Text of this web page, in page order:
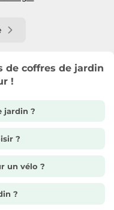
de coffres de jardin
!
jardin ?
?
un vélo ?
?